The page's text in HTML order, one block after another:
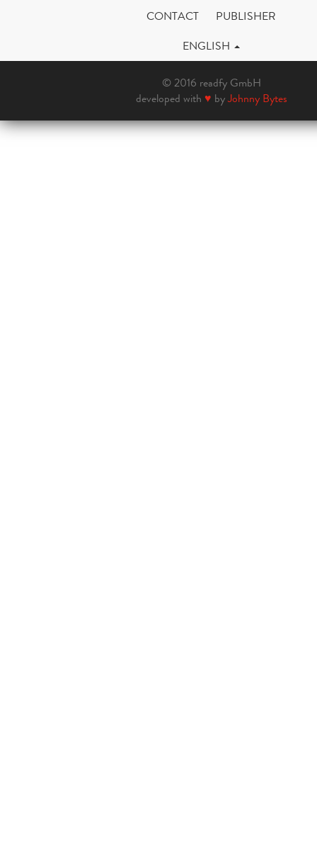
CONTACT
PUBLISHER
ENGLISH
© 2016 readfy GmbH
developed with ♥ byJohnny Bytes